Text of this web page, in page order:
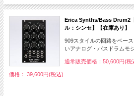
Erica Synths/Bass Drum2
ル：シンセ】【在庫あり】
909スタイルの回路をベー
いアナログ・バスドラムモ
通常販売価格：50,600円(税
価格： 39,600円(税込)